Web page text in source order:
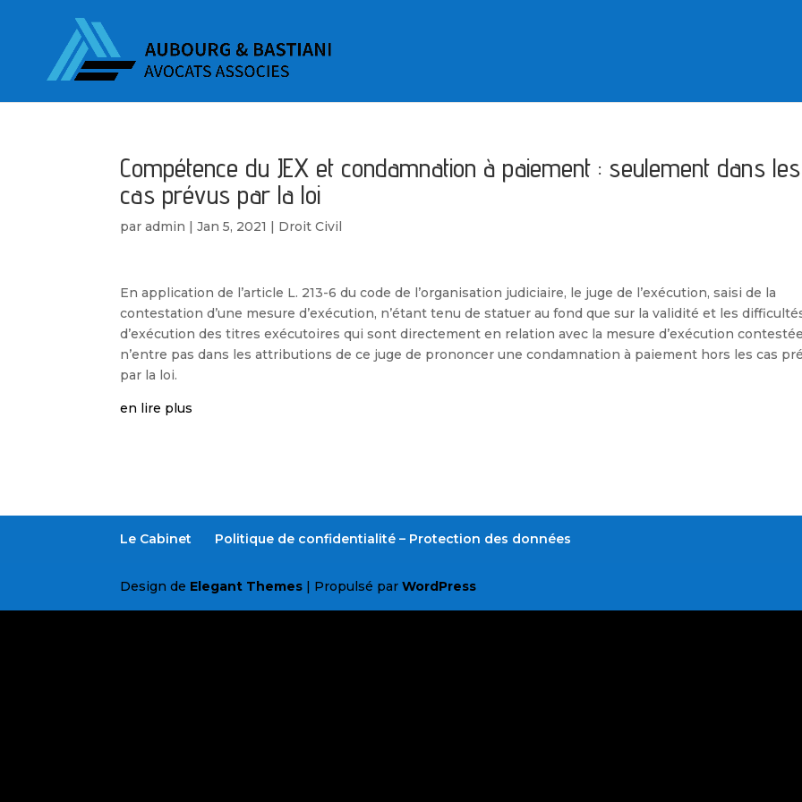
Compétence du JEX et condamnation à paiement : seulement dans les
cas prévus par la loi
paradmin |Jan 5, 2021 | Droit Civil
En application de l’article L. 213-6 du code de l’organisation judiciaire, le juge de l’exécution, saisi de la
contestation d’une mesure d’exécution, n’étant tenu de statuer au fond que sur la validité et les
d’exécution des titres exécutoires qui sont directement en relation avec la mesure d’exécution
n’entre pas dans les attributions de ce juge de prononcer une condamnation à paiement hors les cas
par la loi.
en lire plus
Le Cabinet Politique de confidentialité – Protection des données
Design de Elegant Themes | Propulsé parWordPress